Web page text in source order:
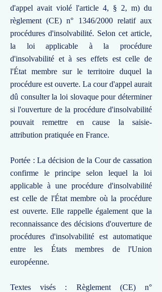
d'appel avait violé l'article 4, § 2, m) du
règlement (CE) n° 1346/2000 relatif aux
procédures d'insolvabilité. Selon cet article,
la loi applicable à la procédure
d'insolvabilité et à ses effets est celle de
l'État membre sur le territoire duquel la
procédure est ouverte. La cour d'appel aurait
dû consulter la loi slovaque pour déterminer
si l'ouverture de la procédure d'insolvabilité
pouvait remettre en cause la saisie-
attribution pratiquée en France.
Portée : La décision de la Cour de cassation
confirme le principe selon lequel la loi
applicable à une procédure d'insolvabilité
est celle de l'État membre où la procédure
est ouverte. Elle rappelle également que la
reconnaissance des décisions d'ouverture de
procédures d'insolvabilité est automatique
entre les États membres de l'Union
européenne.
Textes visés : Règlement (CE) n°